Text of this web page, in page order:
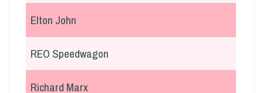
Elton John
REO Speedwagon
Richard Marx